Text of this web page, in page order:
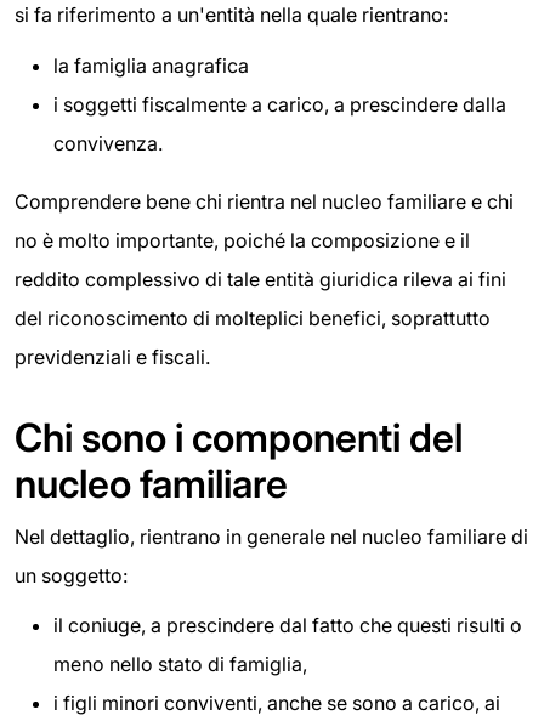
si fa riferimento a un'entità nella quale rientrano:
la famiglia anagrafica
i soggetti fiscalmente a carico, a prescindere dalla
convivenza.
Comprendere bene chi rientra nel nucleo familiare e chi
no è molto importante, poiché la composizione e il
reddito complessivo di tale entità giuridica rileva ai fini
del riconoscimento di molteplici benefici, soprattutto
previdenziali e fiscali.
Chi sono i componenti del
nucleo familiare
Nel dettaglio, rientrano in generale nel nucleo familiare di
un soggetto:
il coniuge, a prescindere dal fatto che questi risulti o
meno nello stato di famiglia,
i figli minori conviventi, anche se sono a carico, ai